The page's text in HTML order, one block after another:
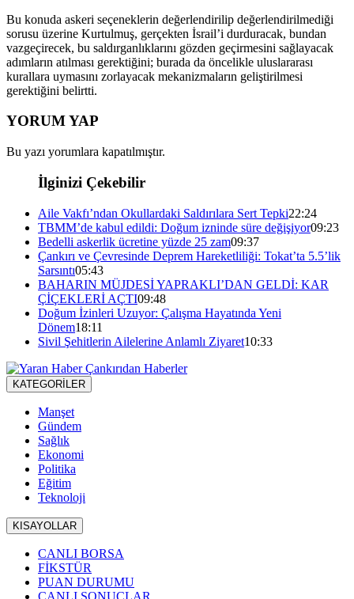
Bu konuda askeri seçeneklerin değerlendirilip değerlendirilmediği
sorusu üzerine Kurtulmuş, gerçekten İsrail’i durduracak, bundan
vazgeçirecek, bu saldırganlıklarını gözden geçirmesini sağlayacak
adımların atılması gerektiğini; burada da öncelikle uluslararası
kurallara uymasını zorlayacak mekanizmaların geliştirilmesi
gerektiğini belirtti.
YORUM YAP
Bu yazı yorumlara kapatılmıştır.
İlginizi Çekebilir
Aile Vakfı’ndan Okullardaki Saldırılara Sert Tepki22:24
TBMM’de kabul edildi: Doğum izninde süre değişiyor09:23
Bedelli askerlik ücretine yüzde 25 zam09:37
Çankırı ve Çevresinde Deprem Hareketliliği: Tokat’ta 5.5’lik
Sarsıntı05:43
BAHARIN MÜJDESİ YAPRAKLI’DAN GELDİ: KAR
ÇİÇEKLERİ AÇTI09:48
Doğum İzinleri Uzuyor: Çalışma Hayatında Yeni
Dönem18:11
Sivil Şehitlerin Ailelerine Anlamlı Ziyaret10:33
KATEGORİLER
Manşet
Gündem
Sağlık
Ekonomi
Politika
Eğitim
Teknoloji
KISAYOLLAR
CANLI BORSA
FİKSTÜR
PUAN DURUMU
CANLI SONUÇLAR